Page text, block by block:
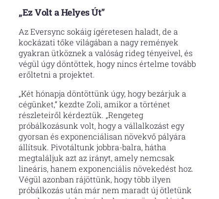
„Ez Volt a Helyes Út”
Az Eversync sokáig ígéretesen haladt, de a
kockázati tőke világában a nagy remények
gyakran ütköznek a valóság rideg tényeivel, és
végül úgy döntöttek, hogy nincs értelme tovább
erőltetni a projektet.
„Két hónapja döntöttünk úgy, hogy bezárjuk a
cégünket,” kezdte Zoli, amikor a történet
részleteiről kérdeztük. „Rengeteg
próbálkozásunk volt, hogy a vállalkozást egy
gyorsan és exponenciálisan növekvő pályára
állítsuk. Pivotáltunk jobbra-balra, hátha
megtaláljuk azt az irányt, amely nemcsak
lineáris, hanem exponenciális növekedést hoz.
Végül azonban rájöttünk, hogy több ilyen
próbálkozás után már nem maradt új ötletünk